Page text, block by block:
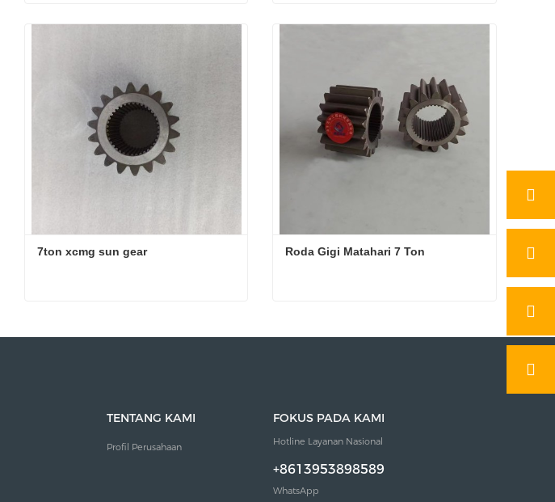
XCMG 3-Ton Sun Gear Selongsong Penghubung Sun Gear Yunyu 6-Ton
7ton xcmg sun gear
Hubungi sekarang
Roda Gigi Matahari 7 Ton
Hubungi sekarang
TENTANG KAMI
Profil Perusahaan
FOKUS PADA KAMI
Hotline Layanan Nasional
+8613953898589
WhatsApp